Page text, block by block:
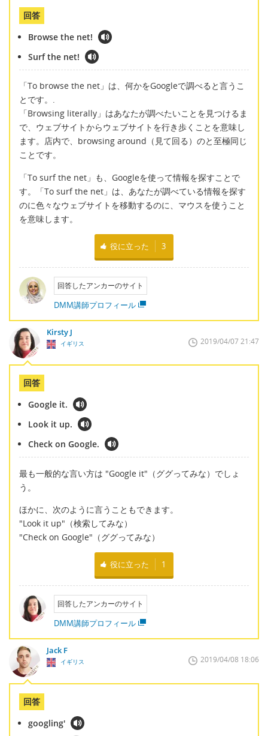
回答
Browse the net!
Surf the net!
「To browse the net」は、何かをGoogleで調べると言うこ
とです。.
「Browsing literally」はあなたが調べたいことを見つけるま
で、ウェブサイトからウェブサイトを行き歩くことを意味し
ます。店内で、browsing around（見て回る）のと至極同じ
ことです。
「To surf the net」も、Googleを使って情報を探すことで
す。「To surf the net」は、あなたが調べている情報を探す
のに色々なウェブサイトを移動するのに、マウスを使うこと
を意味します。
役に立った 3
回答したアンカーのサイト
DMM講師プロフィール
Kirsty J
イギリス 2019/04/07 21:47
回答
Google it.
Look it up.
Check on Google.
最も一般的な言い方は "Google it"（ググってみな）でしょ
う。
ほかに、次のように言うこともできます。
"Look it up"（検索してみな）
"Check on Google"（ググってみな）
役に立った 1
回答したアンカーのサイト
DMM講師プロフィール
Jack F
イギリス 2019/04/08 18:06
回答
googling'